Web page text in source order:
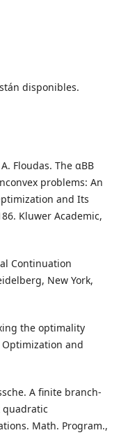
disponibles.
Floudas. The αBB
problems: An
and Its
Kluwer Academic,
Continuation
New York,
the optimality
and
A finite branch-
Math. Program.,